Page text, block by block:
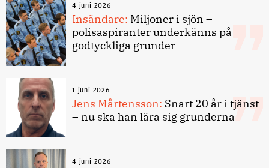
4 juni 2026
Insändare: Miljoner i sjön –
polisaspiranter underkänns på
godtyckliga grunder
1 juni 2026
Jens Mårtensson: Snart 20 år i tjänst
– nu ska han lära sig grunderna
4 juni 2026